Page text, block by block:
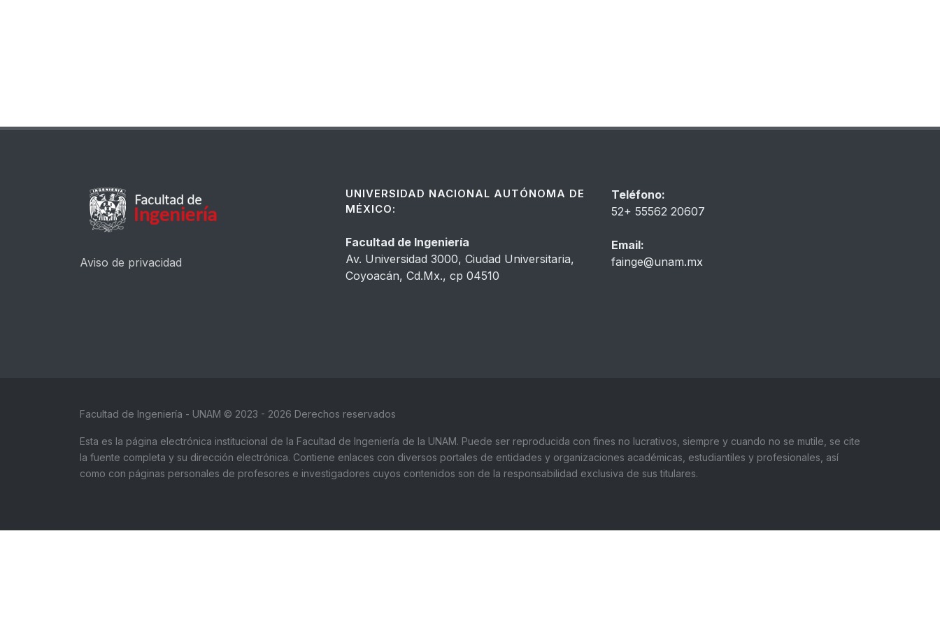
Aviso de privacidad
UNIVERSIDAD NACIONAL AUTÓNOMA DE
MÉXICO:
Facultad de Ingeniería
Av. Universidad 3000, Ciudad Universitaria,
Coyoacán, Cd.Mx., cp 04510
Teléfono:
52+ 55562 20607
Email:
fainge@unam.mx
Facultad de Ingeniería - UNAM © 2023 - 2026 Derechos reservados
Esta es la página electrónica institucional de la Facultad de Ingeniería de la UNAM. Puede ser reproducida con fines no lucrativos, siempre y cuando no se mutile, se cite
la fuente completa y su dirección electrónica. Contiene enlaces con diversos portales de entidades y organizaciones académicas, estudiantiles y profesionales, así
como con páginas personales de profesores e investigadores cuyos contenidos son de la responsabilidad exclusiva de sus titulares.